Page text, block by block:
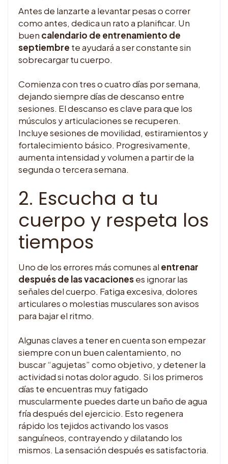
Antes de lanzarte a levantar pesas o correr
como antes, dedica un rato a planificar. Un
buen calendario de entrenamiento de
septiembre te ayudará a ser constante sin
sobrecargar tu cuerpo.
Comienza con tres o cuatro días por semana,
dejando siempre días de descanso entre
sesiones. El descanso es clave para que los
músculos y articulaciones se recuperen.
Incluye sesiones de movilidad, estiramientos y
fortalecimiento básico. Progresivamente,
aumenta intensidad y volumen a partir de la
segunda o tercera semana.
2. Escucha a tu
cuerpo y respeta los
tiempos
Uno de los errores más comunes al entrenar
después de las vacacioneses ignorar las
señales del cuerpo. Fatiga excesiva, dolores
articulares o molestias musculares son avisos
para bajar el ritmo.
Algunas claves a tener en cuenta son empezar
siempre con un buen calentamiento, no
buscar “agujetas” como objetivo, y detener la
actividad si notas dolor agudo. Si los primeros
días te encuentras muy fatigado
muscularmente puedes darte un baño de agua
fría después del ejercicio. Esto regenera
rápido los tejidos activando los vasos
sanguíneos, contrayendo y dilatando los
mismos. La sensación después es satisfactoria.